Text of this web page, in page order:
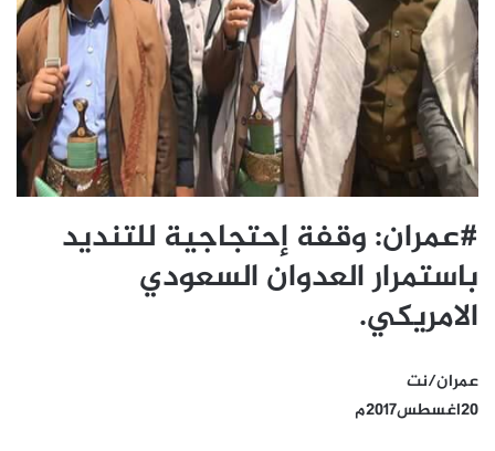
#عمران: وقفة إحتجاجية للتنديد
باستمرار العدوان السعودي
الامريكي.
عمران/نت
20اغسطس2017م